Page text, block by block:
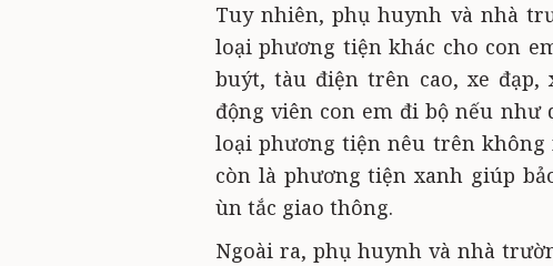
Tuy nhiên, phụ huynh và nhà
loại phương tiện khác cho con
buýt, tàu điện trên cao, xe
động viên con em đi bộ nếu như
loại phương tiện nêu trên không
còn là phương tiện xanh giúp
ùn tắc giao thông.
Ngoài ra, phụ huynh và nhà